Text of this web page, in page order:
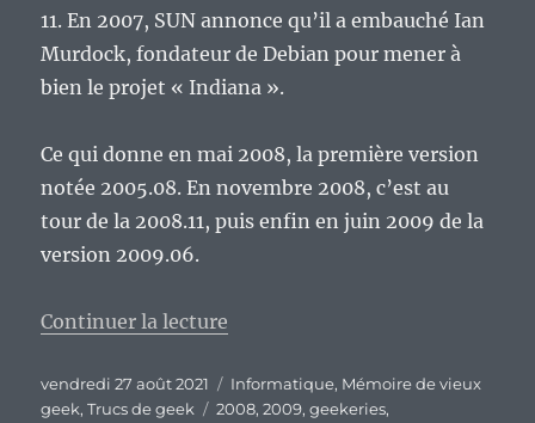
11. En 2007, SUN annonce qu’il a embauché Ian
Murdock, fondateur de Debian pour mener à
bien le projet « Indiana ».
Ce qui donne en mai 2008, la première version
notée 2005.08. En novembre 2008, c’est au
tour de la 2008.11, puis enfin en juin 2009 de la
version 2009.06.
Continuer la lecture
Publié
le
vendredi 27 août 2021 Catégories
Informatique, Mémoire de vieux
geek,Trucs de geek Étiquettes
2008,2009,geekeries,